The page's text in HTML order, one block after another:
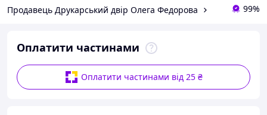
Продавець Друкарський двір Олега Федорова 99%
Оплатити частинами
Оплатити частинами від 25 ₴